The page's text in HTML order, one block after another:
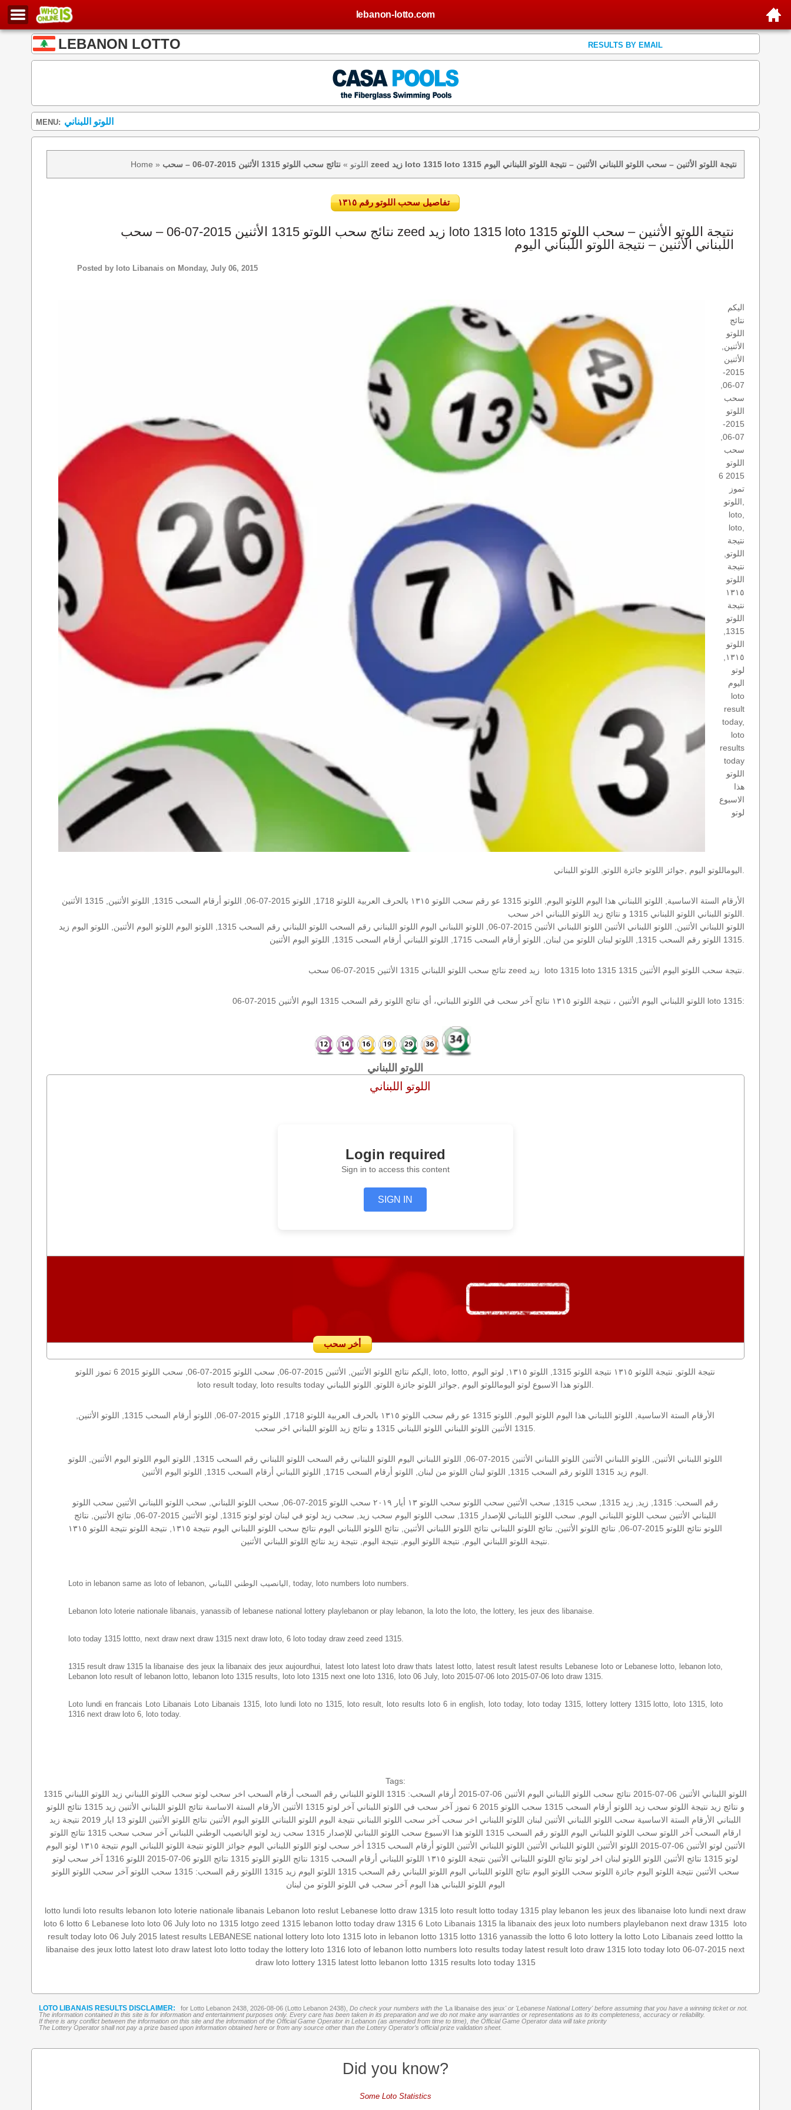
lebanon-lotto.com
LEBANON LOTTO RESULTS BY EMAIL
MENU: اللوتو اللبناني
Home » اللوتو » نتائج سحب اللوتو 1315 الأثنين 2015-07-06 – سحب zeed زيد loto 1315 loto 1315 نتيجة اللوتو الأثنين – سحب اللوتو اللبناني الأثنين – نتيجة اللوتو اللبناني اليوم
تفاصيل سحب اللوتو رقم ١٣١٥
نتائج سحب اللوتو 1315 الأثنين 2015-07-06 – سحب zeed زيد loto 1315 loto 1315 نتيجة اللوتو الأثنين – سحب اللوتو
اللبناني الأثنين – نتيجة اللوتو اللبناني اليوم
Posted by loto Libanais on Monday, July 06, 2015
اليكم
نتائج
اللوتو
الأثنين,
الأثنين
2015-
07-06,
سحب
اللوتو
2015-
07-06,
سحب
اللوتو
2015 6
تموز
اللوتو,
loto,
loto,
نتيجة
اللوتو,
نتيجة
اللوتو
١٣١٥
نتيجة
اللوتو
اللوتو
لوتو
اليوم
loto
result
today,
loto
results
today
اللوتو
هذا
الاسبوع
لوتو
الأرقام الستة الاساسية, اللوتو اللبناني هذا اليوم اللوتو اليوم, اللوتو 1315 عو رقم سحب اللوتو ١٣١٥ بالحرف العربية اللوتو 1718, اللوتو 2015-07-06, اللوتو أرقام السحب 1315, اللوتو الأثنين, 1315 الأثنين
اللوتو اللبناني الأثنين, اللوتو اللبناني الأثنين اللوتو اللبناني الأثنين 2015-07-06, اللوتو اللبناني اليوم اللوتو اللبناني رقم السحب اللوتو اللبناني رقم السحب 1315, اللوتو اليوم اللوتو اليوم الأثنين, اللوتو اليوم زيد
اللوتو اللبناني اليوم الأثنين ، نتيجة اللوتو ١٣١٥ نتائج آخر سحب في اللوتو اللبناني، أي نتائج اللوتو رقم السحب 1315 اليوم الأثنين 2015-07-06 loto 1315:
اللوتو اللبناني
اللوتو اللبناني
Login required
Sign in to access this content
SIGN IN
أخر سحب
اليكم نتائج اللوتو الأثنين, الأثنين 2015-07-06, سحب اللوتو 2015-07-06, سحب اللوتو 2015 6 تموز اللوتو, loto, lotto, نتيجة اللوتو, نتيجة اللوتو ١٣١٥ نتيجة اللوتو 1315, اللوتو ١٣١٥, لوتو اليوم
الأرقام الستة الاساسية, اللوتو اللبناني هذا اليوم اللوتو اليوم, اللوتو 1315 عو رقم سحب اللوتو ١٣١٥ بالحرف العربية اللوتو 1718, اللوتو 2015-07-06, اللوتو أرقام السحب 1315, اللوتو الأثنين,
اللوتو اللبناني الأثنين, اللوتو اللبناني الأثنين اللوتو اللبناني الأثنين 2015-07-06, اللوتو اللبناني اليوم اللوتو اللبناني رقم السحب اللوتو اللبناني رقم السحب 1315, اللوتو اليوم اللوتو اليوم الأثنين, اللوتو
رقم السحب: 1315, زيد, زيد 1315, سحب 1315, سحب الأثنين سحب اللوتو سحب اللوتو ١٣ أيار ٢٠١٩ سحب اللوتو 2015-07-06, سحب اللوتو اللبناني, سحب اللوتو اللبناني الأثنين سحب اللوتو
اللبناني الأثنين سحب اللوتو اللبناني اليوم, سحب اللوتو اللبناني للإصدار 1315, سحب اللوتو اليوم سحب زيد, سحب زيد لوتو في لبنان لوتو لوتو 1315, لوتو الأثنين 2015-07-06, نتائج الأثنين, نتائج
اللوتو نتائج اللوتو 2015-07-06, نتائج اللوتو الأثنين, نتائج اللوتو اللبناني نتائج اللوتو اللبناني الأثنين, نتائج اللوتو اللبناني اليوم نتائج سحب اللوتو اللبناني اليوم نتيجة ١٣١٥, نتيجة اللوتو نتيجة اللوتو ١٣١٥
Loto in lebanon same as loto of lebanon, اليانصيب الوطني اللبناني, today, loto numbers loto numbers.
Lebanon loto loterie nationale libanais, yanassib of lebanese national lottery playlebanon or play lebanon, la loto the loto, the lottery, les jeux des libanaise.
loto today 1315 lottto, next draw next draw 1315 next draw loto, 6 loto today draw zeed zeed 1315.
1315 result draw 1315 la libanaise des jeux la libanaix des jeux aujourdhui, latest loto latest loto draw thats latest lotto, latest result latest results Lebanese loto or Lebanese lotto, lebanon loto,
Lebanon loto result of lebanon lotto, lebanon loto 1315 results, loto loto 1315 next one loto 1316, loto 06 July, loto 2015-07-06 loto 2015-07-06 loto draw 1315.
Loto lundi en francais Loto Libanais Loto Libanais 1315, loto lundi loto no 1315, loto result, loto results loto 6 in english, loto today, loto today 1315, lottery lottery 1315 lotto, loto 1315, loto
1316 next draw loto 6, loto today.
Tags:
اللوتو اللبناني الأثنين 06-07-2015
نتائج سحب اللوتو اللبناني اليوم الأثنين 06-07-2015 أرقام السحب: 1315 اللوتو اللبناني رقم السحب أرقام السحب اخر سحب لوتو سحب اللوتو اللبناني زيد
اللوتو اللبناني 1315
و نتائج زيد نتيجة اللوتو سحب زيد اللوتو أرقام السحب 1315 سحب اللوتو 2015 6 تموز آخر سحب في اللوتو اللبناني آخر لوتو 1315 الأثنين الأرقام الستة الاساسة نتائج اللوتو اللبناني الأثنين زيد 1315
نتائج اللوتو
اللبناني الأرقام الستة الاساسية سحب اللوتو اللبناني الأثنين لبنان اللوتو اللبناني اخر سحب آخر سحب اللوتو اللبناني نتيجة اليوم اللوتو اللبناني اللوتو اليوم الأثنين نتائج اللوتو الأثنين اللوتو 13 ايار 2019
نتيجة زيد
ارقام السحب آخر اللوتو سحب اللوتو اللبناني اليوم اللوتو رقم السحب 1315 اللوتو هذا الاسبوع سحب اللوتو اللبناني للإصدار 1315 سحب زيد لوتو اليانصيب الوطني اللبناني آخر سحب سحب 1315
نتائج اللوتو
الأثنين لوتو الأثنين 06-07-2015 اللوتو الأثنين اللوتو اللبناني الأثنين اللوتو اللبناني الأثنين اللوتو أرقام السحب 1315 أخر سحب لوتو اللوتو اللبناني اليوم جوائز اللوتو نتيجة اللوتو اللبناني اليوم نتيجة ١٣١٥
لوتو اليوم
لوتو 1315
نتائج الأثنين اللوتو اللوتو لبنان اخر لوتو نتائج اللوتو اللبناني الأثنين نتيجة اللوتو ١٣١٥ اللوتو اللبناني أرقام السحب 1315 نتائج اللوتو اللوتو 1315 نتائج اللوتو 06-07-2015 اللوتو 1316
آخر سحب لوتو
سحب الأثنين نتيجة اللوتو اليوم جائزة اللوتو سحب اللوتو اليوم نتائج اللوتو اللبناني اليوم اللوتو اللبناني رقم السحب 1315 اللوتو اليوم زيد 1315 االلوتو رقم السحب: 1315 سحب اللوتو آخر سحب اللوتو اللوتو
اليوم اللوتو اللبناني هذا اليوم آخر سحب في اللوتو اللوتو من لبنان
lotto lundi loto results lebanon loto loterie nationale libanais Lebanon loto reslut Lebanese lotto draw 1315 loto result lotto today 1315 play lebanon les jeux des libanaise loto lundi next draw
loto 6 lotto 6 Lebanese loto loto 06 July loto no 1315 lotgo zeed 1315 lebanon lotto today draw 1315 6 Loto Libanais 1315 la libanaix des jeux loto numbers playlebanon next draw 1315
loto
result today loto 06 July 2015 latest results LEBANESE national lottery loto loto 1315 loto in lebanon lotto 1315 lotto 1316 yanassib the lotto 6 loto lottery la lotto Loto Libanais zeed lottto la
libanaise des jeux lotto latest loto draw latest loto lotto today the lottery loto 1316 loto of lebanon lotto numbers loto results today latest result loto draw 1315 loto today loto 06-07-2015 next
draw loto lottery 1315 latest lotto lebanon lotto 1315 results loto today 1315
LOTO LIBANAIS RESULTS DISCLAIMER: for Lotto Lebanon 2438, 2026-08-06 (Lotto Lebanon 2438), Do check your numbers with the 'La libanaise des jeux' or 'Lebanese National Lottery' before assuming that you have a winning ticket or not.
The information contained in this site is for information and entertainment purposes only. Every care has been taken in its preparation and we do not make any warranties or representations as to its completeness, accuracy or reliability.
If there is any conflict between the information on this site and the information of the Official Game Operator in Lebanon (as amended from time to time), the Official Game Operator data will take priority
The Lottery Operator shall not pay a prize based upon information obtained here or from any source other than the Lottery Operator’s official prize validation sheet.
Did you know?
Some Loto Statistics